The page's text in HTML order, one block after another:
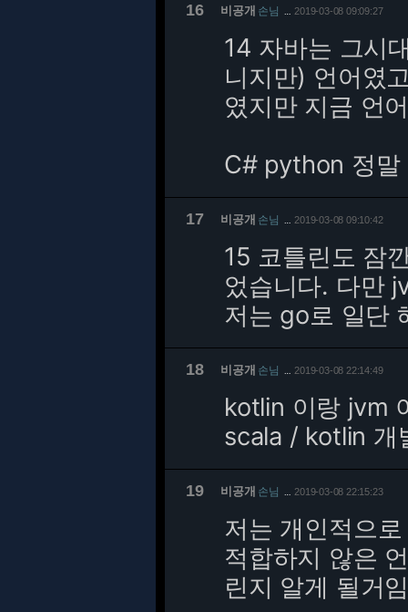
16 비공개 손님 2019-03-08 09:09:27
14 자바는 그시
니지만) 언어였
였지만 지금 언
C# python 정말
17 비공개 손님 2019-03-08 09:10:42
15 코틀린도 잠
었습니다. 다만
저는 go로 일단
18 비공개 손님 2019-03-08 22:14:49
kotlin 이랑 jvm
scala / kotlin 개
19 비공개 손님 2019-03-08 22:15:23
저는 개인적으
적합하지 않은
린지 알게 될거